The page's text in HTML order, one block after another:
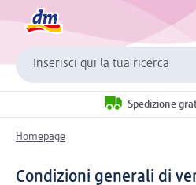
Inserisci qui la tua ricerca
Spedizione
Homepage
Condizioni generali di